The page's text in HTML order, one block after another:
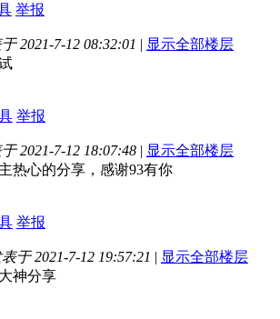
举报
2021-7-12 08:32:01 | 显示全部楼层
举报
2021-7-12 18:07:48 | 显示全部楼层
热心的分享，感谢93有你
举报
于 2021-7-12 19:57:21 | 显示全部楼层
神分享